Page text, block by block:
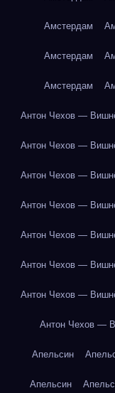
Амстердам
Амстердам
Амстердам
Антон Чехов —
Антон Чехов —
Антон Чехов —
Антон Чехов —
Антон Чехов —
Антон Чехов —
Антон Чехов —
Антон Чехов —
Апельсин
Апельсин